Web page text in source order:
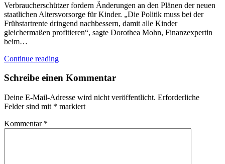
Verbraucherschützer fordern Änderungen an den Plänen der neuen
staatlichen Altersvorsorge für Kinder. „Die Politik muss bei der
Frühstartrente dringend nachbessern, damit alle Kinder
gleichermaßen profitieren“, sagte Dorothea Mohn, Finanzexpertin
beim…
Continue reading
Schreibe einen Kommentar
Deine E-Mail-Adresse wird nicht veröffentlicht. Erforderliche
Felder sind mit * markiert
Kommentar *